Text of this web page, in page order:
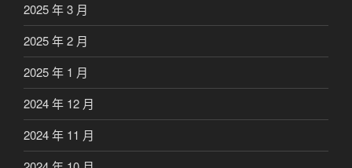
2025 年 3 月
2025 年 2 月
2025 年 1 月
2024 年 12 月
2024 年 11 月